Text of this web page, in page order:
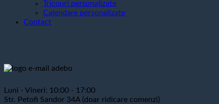
Tricouri personalizate
Calendare personalizate
Contact
Luni - Vineri: 10:00 - 17:00
Str. Petofi Sandor 34A (doar ridicare comenzi)